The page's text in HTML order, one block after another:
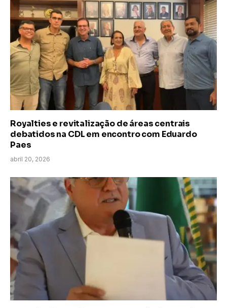
Royalties e revitalização de áreas centrais
debatidos na CDL em encontro com Eduardo
Paes
abril 20, 2026